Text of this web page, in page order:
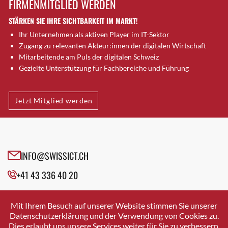
Brugg AG
Brütten
Bubendorf
Bubikon
Buchs (SG)
Bäretswil
Bülach
Cazis
Crissier
Davos Platz
Dierikon
Dietikon
FIRMENMITGLIED WERDEN
STÄRKEN SIE IHRE SICHTBARKEIT IM MARKT!
Ihr Unternehmen als aktiven Player im IT-Sektor
Zugang zu relevanten Akteur:innen der digitalen Wirtschaft
Mitarbeitende am Puls der digitalen Schweiz
Gezielte Unterstützung für Fachbereiche und Führung
Jetzt Mitglied werden
INFO@SWISSICT.CH
+41 43 336 40 20
SWISSICT
VULKANSTRASSE 120
8048 ZURICH
Mit Ihrem Besuch auf unserer Website stimmen Sie unserer
Datenschutzerklärung und der Verwendung von Cookies zu.
Dies erlaubt uns unsere Services weiter für Sie zu verbessern.